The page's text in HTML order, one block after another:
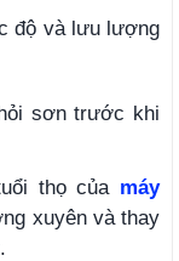
độ và lưu lượng
sơn trước khi
thọ của máy
xuyên và thay